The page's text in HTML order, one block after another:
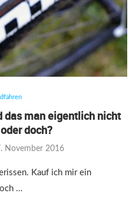
das man eigentlich nicht
doch?
November 2016
Kauf ich mir ein
…